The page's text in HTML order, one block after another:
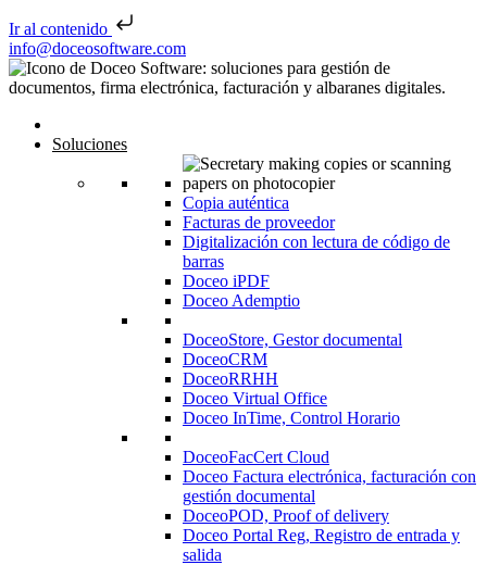
Ir al contenido
Saltar al contenido
info@doceosoftware.com
Soluciones
Copia auténtica
Facturas de proveedor
Digitalización con lectura de código de
barras
Doceo iPDF
Doceo Ademptio
DoceoStore, Gestor documental
DoceoCRM
DoceoRRHH
Doceo Virtual Office
Doceo InTime, Control Horario
DoceoFacCert Cloud
Doceo Factura electrónica, facturación con
gestión documental
DoceoPOD, Proof of delivery
Doceo Portal Reg, Registro de entrada y
salida